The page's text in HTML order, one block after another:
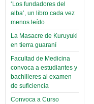
‘Los fundadores del
alba’, un libro cada vez
menos leído
La Masacre de Kuruyuki
en tierra guaraní
Facultad de Medicina
convoca a estudiantes y
bachilleres al examen
de suficiencia
Convoca a Curso